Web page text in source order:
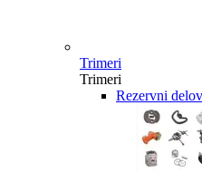
Trimeri
Trimeri
Rezervni